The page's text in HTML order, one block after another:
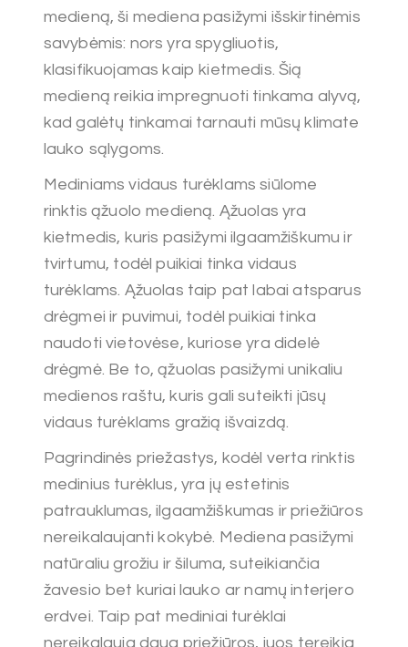
medieną, ši mediena pasižymi išskirtinėmis
savybėmis: nors yra spygliuotis,
klasifikuojamas kaip kietmedis. Šią
medieną reikia impregnuoti tinkama alyvą,
kad galėtų tinkamai tarnauti mūsų klimate
lauko sąlygoms.
Mediniams vidaus turėklams siūlome
rinktis ąžuolo medieną. Ąžuolas yra
kietmedis, kuris pasižymi ilgaamžiškumu ir
tvirtumu, todėl puikiai tinka vidaus
turėklams. Ąžuolas taip pat labai atsparus
drėgmei ir puvimui, todėl puikiai tinka
naudoti vietovėse, kuriose yra didelė
drėgmė. Be to, ąžuolas pasižymi unikaliu
medienos raštu, kuris gali suteikti jūsų
vidaus turėklams gražią išvaizdą.
Pagrindinės priežastys, kodėl verta rinktis
medinius turėklus, yra jų estetinis
patrauklumas, ilgaamžiškumas ir priežiūros
nereikalaujanti kokybė. Mediena pasižymi
natūraliu grožiu ir šiluma, suteikiančia
žavesio bet kuriai lauko ar namų interjero
erdvei. Taip pat mediniai turėklai
nereikalauja daug priežiūros, juos tereikia